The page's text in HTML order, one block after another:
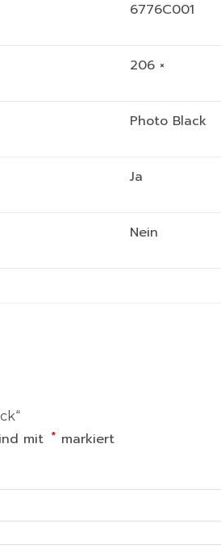
6776C001
206 ×
Photo Black
Ja
Nein
mit * markiert